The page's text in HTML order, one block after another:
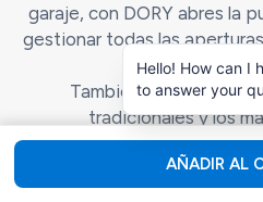
AÑADIR AL
garaje, con DORY abres la
gestionar todas las
y con
También puede seguir
tradicionales y los
Hello! How can I
to answer your